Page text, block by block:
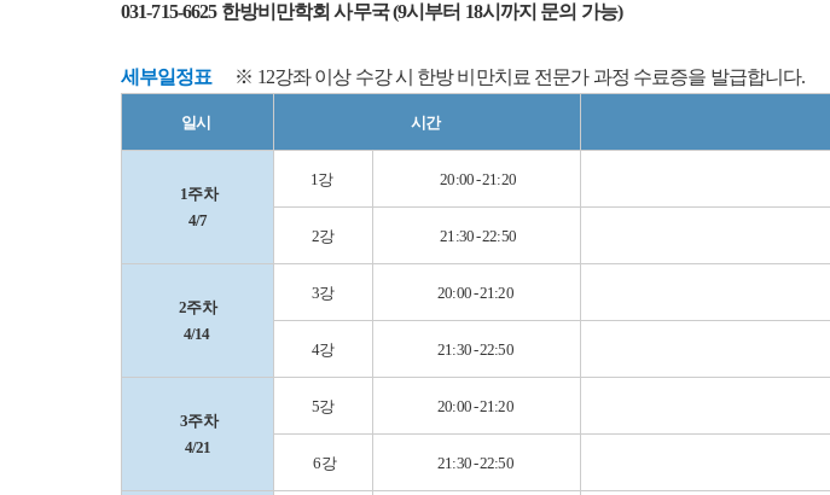
031-715-6625 한방비만학회 사무국 (9시부터 18시까지 문의 가능)
세부일정표 ​ ※ 12강좌 이상 수강 시 한방 비만치료 전문가 과정 수료증을 발급합니다.
일시 시간
1주차
4/7
1강 20:00 - 21:20
2강 21:30 - 22:50
2주차
4/14
3강 20:00 - 21:20
4강 21:30 - 22:50
3주차
4/21
5강 20:00 - 21:20
6강 21:30 - 22:50